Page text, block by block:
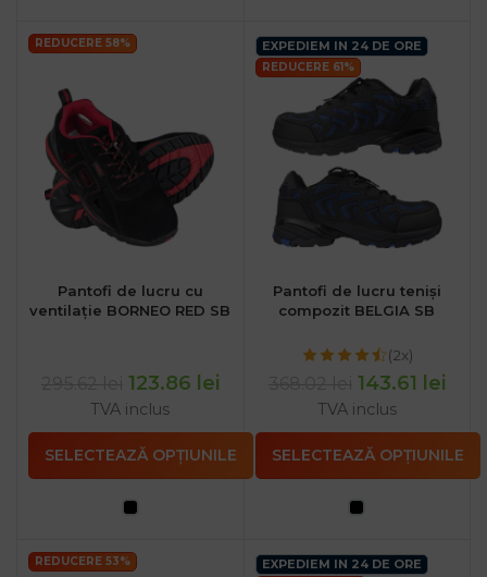
REDUCERE 58%
Pantofi de lucru cu
ventilație BORNEO RED SB
123.86 lei
TVA inclus
SELECTEAZĂ OPȚIUNILE
EXPEDIEM IN 24 DE ORE
REDUCERE 61%
Pantofi de lucru teniși
compozit BELGIA SB
(2x)
143.61 lei
TVA inclus
SELECTEAZĂ OPȚIUNILE
REDUCERE 53% EXPEDIEM IN 24 DE ORE